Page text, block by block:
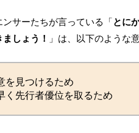
サーたちが言っている「とに
しょう！ 」は、以下のような
を見つけるため
く先行者優位を取るため